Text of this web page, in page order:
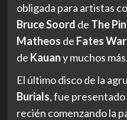
obligada para artistas
Bruce Soord de The
Matheos de Fates
de Kauany muchos más.
El último disco de la
Burials, fue presentado
recién comenzando la